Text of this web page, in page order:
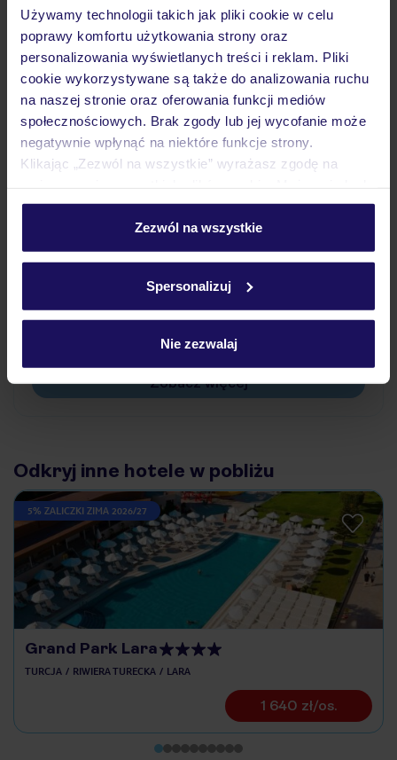
Używamy technologii takich jak pliki cookie w celu
poprawy komfortu użytkowania strony oraz
personalizowania wyświetlanych treści i reklam. Pliki
cookie wykorzystywane są także do analizowania ruchu
na naszej stronie oraz oferowania funkcji mediów
społecznościowych. Brak zgody lub jej wycofanie może
negatywnie wpłynąć na niektóre funkcje strony.
Klikając „Zezwól na wszystkie” wyrażasz zgodę na
personalizować swój wybór wchodząc w zakładkę
Szczegółowe informacje o plikach cookie znajdziesz
Zezwól na wszystkie
Spersonalizuj
Nie zezwalaj
Wyżywienie
Atrakcje
Często zadawane pytania
Jak zmienić uczestników/osobę zgłaszającą?
Czy w Hotelu będzie przedstawiciel TUI?
pokładowe/bilety lotnicze?
Zobacz więcej
Odkryj inne hotele w pobliżu
5% ZALICZKI ZIMA 2026/27
Grand Park Lara
TURCJA RIWIERA TURECKA LARA
1 640 zł/os.